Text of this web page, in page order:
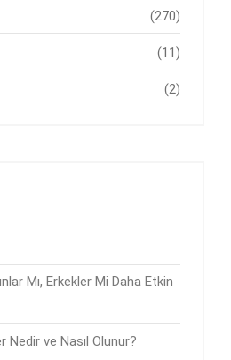
(270)
(11)
(2)
Mı, Erkekler Mi Daha Etkin
ve Nasıl Olunur?